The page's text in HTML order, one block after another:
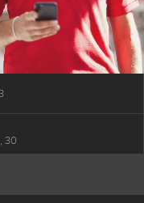
30